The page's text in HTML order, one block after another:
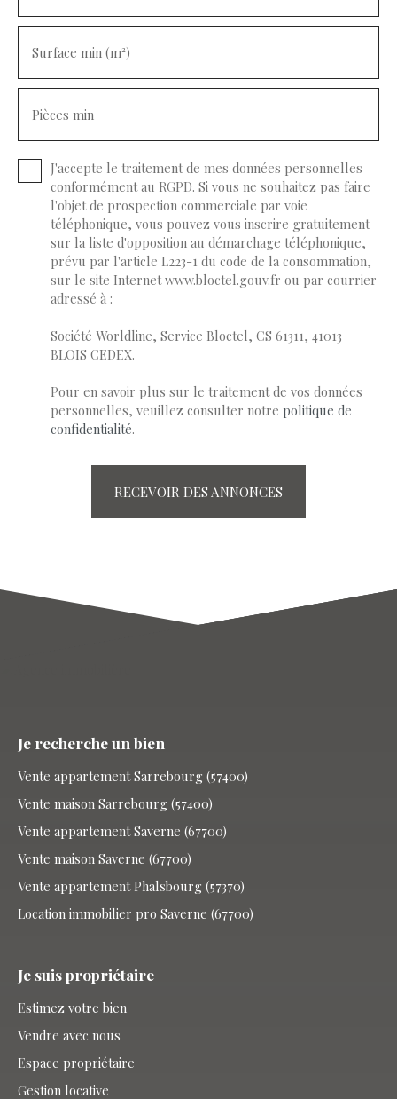
Surface min (m²)
Pièces min
J'accepte le traitement de mes données personnelles
conformément au RGPD. Si vous ne souhaitez pas faire
l'objet de prospection commerciale par voie
téléphonique, vous pouvez vous inscrire gratuitement
sur la liste d'opposition au démarchage téléphonique,
prévu par l'article L223-1 du code de la consommation,
sur le site Internet www.bloctel.gouv.fr ou par courrier
adressé à :
Société Worldline, Service Bloctel, CS 61311, 41013
BLOIS CEDEX.
Pour en savoir plus sur le traitement de vos données
personnelles, veuillez consulter notre politique de
confidentialité.
RECEVOIR DES ANNONCES
Je recherche un bien
Vente appartement Sarrebourg (57400)
Vente maison Sarrebourg (57400)
Vente appartement Saverne (67700)
Vente maison Saverne (67700)
Vente appartement Phalsbourg (57370)
Location immobilier pro Saverne (67700)
Je suis propriétaire
Estimez votre bien
Vendre avec nous
Espace propriétaire
Gestion locative